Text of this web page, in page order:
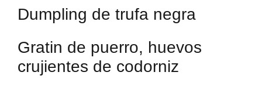
Dumpling de trufa negra
Gratin de puerro, huevos
crujientes de codorniz